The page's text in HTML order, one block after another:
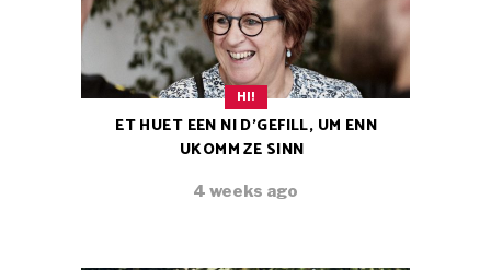
HI!
ET HUET EEN NI D’GEFILL, UM ENN
UKOMM ZE SINN
4 weeks ago